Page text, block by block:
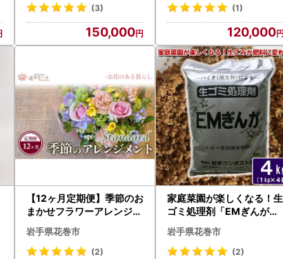
(3)
150,000
(1)
120,000
【12ヶ月定期便】季節のお
まかせフラワーアレンジメ
ント＜スタンダード＞ 【1
345】
岩手県花巻市
(2)
家庭菜園が楽しくなる！生
ゴミ処理剤「EMぎんが」1
kg×4袋 【1364】
岩手県花巻市
(2)